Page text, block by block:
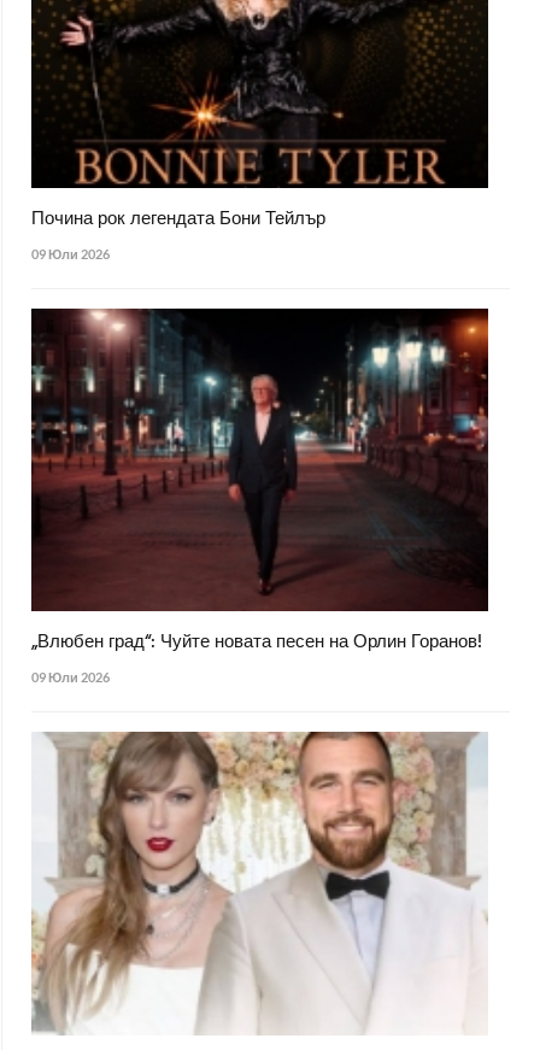
Почина рок легендата Бони Тейлър
09 Юли 2026
„Влюбен град“: Чуйте новата песен на Орлин Горанов!
09 Юли 2026